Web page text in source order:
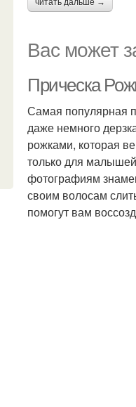
читать дальше →
Вас может
Прическа
Самая популярная
даже немного
рожками, которая
только для
фотографиям
своим волосам
помогут вам